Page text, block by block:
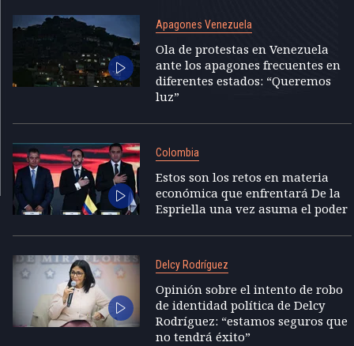
Apagones Venezuela
Ola de protestas en Venezuela
ante los apagones frecuentes en
diferentes estados: “Queremos
luz”
Colombia
Estos son los retos en materia
económica que enfrentará De la
Espriella una vez asuma el poder
Delcy Rodríguez
Opinión sobre el intento de robo
de identidad política de Delcy
Rodríguez: “estamos seguros que
no tendrá éxito”